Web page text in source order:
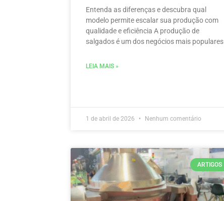
Entenda as diferenças e descubra qual
modelo permite escalar sua produção com
qualidade e eficiência A produção de
salgados é um dos negócios mais populares
LEIA MAIS »
1 de abril de 2026 Nenhum comentário
ARTIGOS